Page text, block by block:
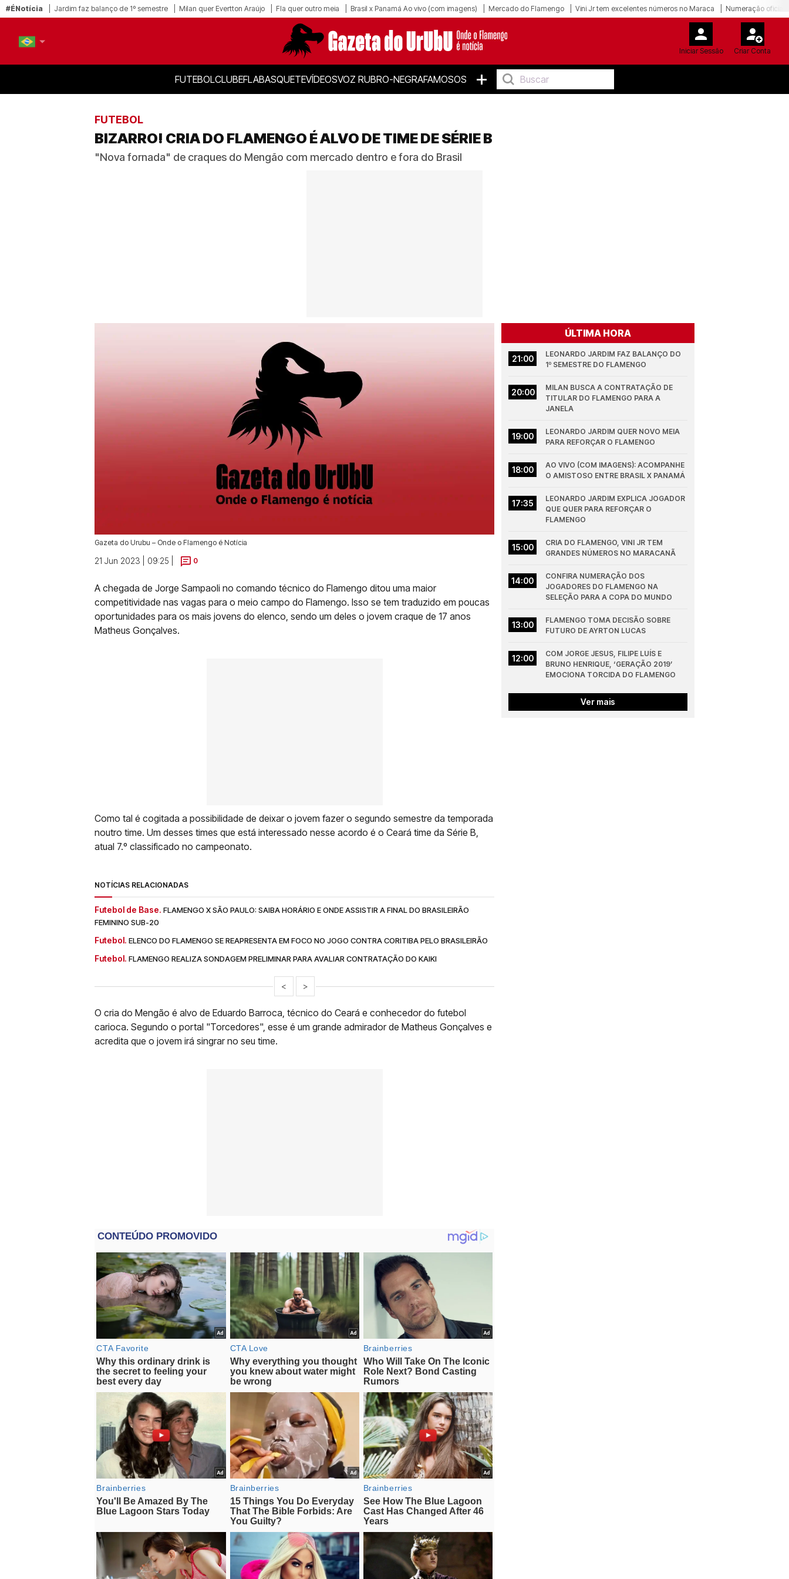
#ÉNotícia Jardim faz balanço de 1º semestre Milan quer Evertton Araújo Fla quer outro meia Brasil x Panamá Ao vivo (com imagens) Mercado do Flamengo Vini Jr tem excelentes números no Maraca Numeração oficial
Iniciar Sessão Criar Conta
FUTEBOLCLUBEFLABASQUETEVÍDEOSVOZ RUBRO-NEGRAFAMOSOS +
FUTEBOL
BIZARRO! CRIA DO FLAMENGO É ALVO DE TIME DE SÉRIE B
"Nova fornada" de craques do Mengão com mercado dentro e fora do Brasil
Gazeta do Urubu – Onde o Flamengo é Notícia
21 Jun 2023 | 09:25 | 0
A chegada de Jorge Sampaoli no comando técnico do Flamengo ditou uma maior
competitividade nas vagas para o meio campo do Flamengo. Isso se tem traduzido em poucas
oportunidades para os mais jovens do elenco, sendo um deles o jovem craque de 17 anos
Matheus Gonçalves.
Como tal é cogitada a possibilidade de deixar o jovem fazer o segundo semestre da temporada
noutro time. Um desses times que está interessado nesse acordo é o Ceará time da Série B,
atual 7.º classificado no campeonato.
NOTÍCIAS RELACIONADAS
Futebol de Base. FLAMENGO X SÃO PAULO: SAIBA HORÁRIO E ONDE ASSISTIR A FINAL DO BRASILEIRÃO
FEMININO SUB-20
Futebol. ELENCO DO FLAMENGO SE REAPRESENTA EM FOCO NO JOGO CONTRA CORITIBA PELO BRASILEIRÃO
Futebol. FLAMENGO REALIZA SONDAGEM PRELIMINAR PARA AVALIAR CONTRATAÇÃO DO KAIKI
< >
O cria do Mengão é alvo de Eduardo Barroca, técnico do Ceará e conhecedor do futebol
carioca. Segundo o portal "Torcedores", esse é um grande admirador de Matheus Gonçalves e
acredita que o jovem irá singrar no seu time.
ÚLTIMA HORA
21:00
LEONARDO JARDIM FAZ BALANÇO DO
1º SEMESTRE DO FLAMENGO
20:00
MILAN BUSCA A CONTRATAÇÃO DE
TITULAR DO FLAMENGO PARA A
JANELA
19:00
LEONARDO JARDIM QUER NOVO MEIA
PARA REFORÇAR O FLAMENGO
18:00
AO VIVO (COM IMAGENS): ACOMPANHE
O AMISTOSO ENTRE BRASIL X PANAMÁ
17:35
LEONARDO JARDIM EXPLICA JOGADOR
QUE QUER PARA REFORÇAR O
FLAMENGO
15:00
CRIA DO FLAMENGO, VINI JR TEM
GRANDES NÚMEROS NO MARACANÃ
14:00
CONFIRA NUMERAÇÃO DOS
JOGADORES DO FLAMENGO NA
SELEÇÃO PARA A COPA DO MUNDO
13:00
FLAMENGO TOMA DECISÃO SOBRE
FUTURO DE AYRTON LUCAS
12:00
COM JORGE JESUS, FILIPE LUÍS E
BRUNO HENRIQUE, ‘GERAÇÃO 2019’
EMOCIONA TORCIDA DO FLAMENGO
Ver mais